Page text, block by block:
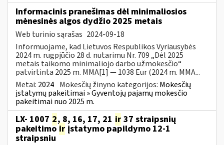
Informacinis pranešimas dėl minimaliosios
mėnesinės algos dydžio 2025 metais
Web turinio sąrašas 2024-09-18
Informuojame, kad Lietuvos Respublikos Vyriausybės
2024 m. rugpjūčio 28 d. nutarimu Nr. 709 „Dėl 2025
metais taikomo minimaliojo darbo užmokesčio“
patvirtinta 2025 m. MMA[1] — 1038 Eur (2024 m. MMA...
Metai: 2024 Mokesčių žinyno kategorijos: Mokesčių
įstatymų pakeitimai » Gyventojų pajamų mokesčio
pakeitimai nuo 2025 m.
LX- 1007 2, 8, 16, 17, 21 ir 37 straipsnių
pakeitimo ir įstatymo papildymo 12-1
straipsniu